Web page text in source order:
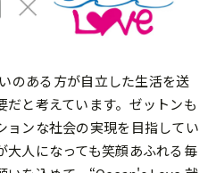
のある方が自立した生活を送
と考えています。ゼットンも
ョンな社会の実現を目指してい
大人になっても笑顔あふれる毎